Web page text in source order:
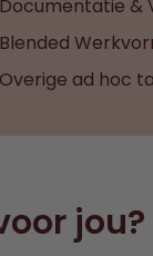
&
ad hoc
jou?